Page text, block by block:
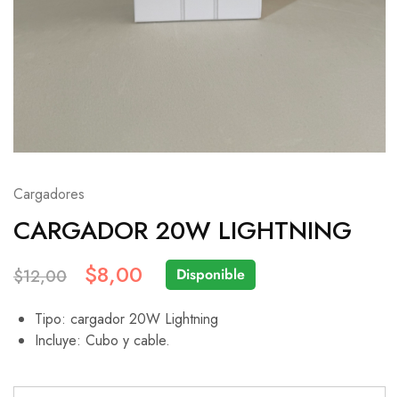
Cargadores
CARGADOR 20W LIGHTNING
$12,00 $8,00 Disponible
Tipo: cargador 20W Lightning
Incluye: Cubo y cable.